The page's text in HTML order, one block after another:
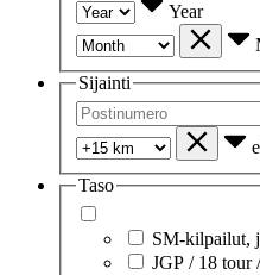
Year
Sijainti
Taso
SM-kilpailut,
JGP / 18 tour